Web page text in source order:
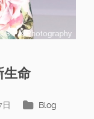
生命
Blog